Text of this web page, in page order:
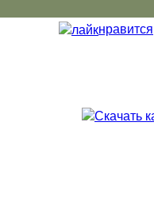
нравится